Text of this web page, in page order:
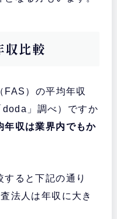
収比較
FAS）の平均年収
」調べ）ですか
年収は業界内でもか
ると下記の通り
法人は年収に大き